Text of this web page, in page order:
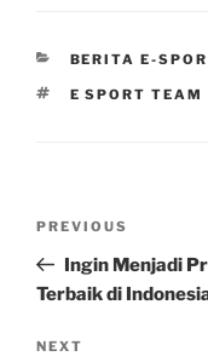
CATEGORIES
BERITA E-
TAGS
E SPORT TEAM
Previous
Post
PREVIOUS
Ingin Menjadi
Terbaik di
Next
NEXT